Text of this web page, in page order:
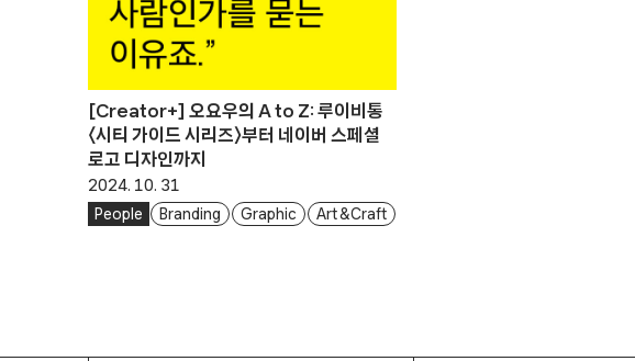
[Creator+] 오요우의 A to Z: 루이비통
〈시티 가이드 시리즈〉부터 네이버 스페셜
로고 디자인까지
2024. 10. 31
People Branding Graphic Art & Craft